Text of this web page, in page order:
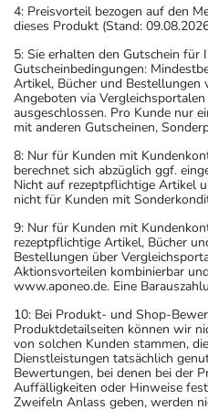
4: Preisvorteil bezogen auf den
dieses Produkt (Stand:
5: Sie erhalten den Gutschein
Gutscheinbedingungen:
Artikel, Bücher und Bestellungen
Angeboten via
ausgeschlossen. Pro Kunde nur
mit anderen Gutscheinen,
8: Nur für Kunden mit
berechnet sich abzüglich ggf.
Nicht auf rezeptpflichtige Artikel
nicht für Kunden mit
9: Nur für Kunden mit
rezeptpflichtige Artikel, Bücher
Bestellungen über
Aktionsvorteilen kombinierbar
www.aponeo.de. Eine
10: Bei Produkt- und Shop-
Produktdetailseiten können wir
von solchen Kunden stammen,
Dienstleistungen tatsächlich
Bewertungen, bei denen bei der
Auffälligkeiten oder Hinweise
Zweifeln Anlass geben, werden